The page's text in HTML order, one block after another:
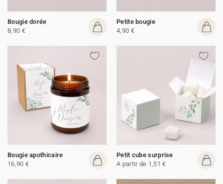
Bougie dorée
8,90 €
Petite bougie
4,90 €
Bougie apothicaire
16,90 €
Petit cube surprise
A partir de 1,51 €